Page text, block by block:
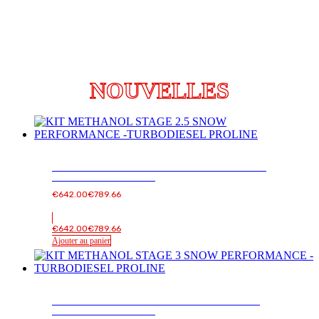
NOUVELLES
€642.00€789.66
€642.00€789.66
Ajouter au panier